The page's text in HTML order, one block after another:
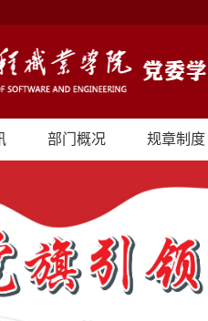
部门概况 规章制度